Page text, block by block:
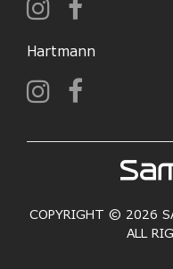
Hartmann
COPYRIGHT © 2026
ALL